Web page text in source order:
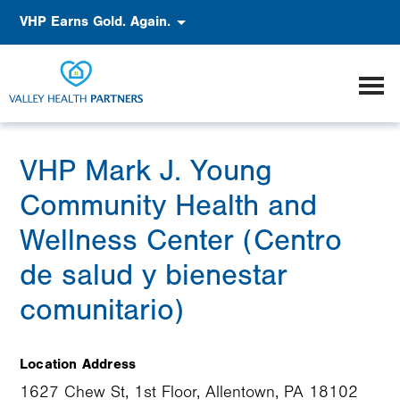
VHP Earns Gold. Again.
VHP Mark J. Young
Community Health and
Wellness Center (Centro
de salud y bienestar
comunitario)
Location Address
1627 Chew St, 1st Floor, Allentown, PA 18102